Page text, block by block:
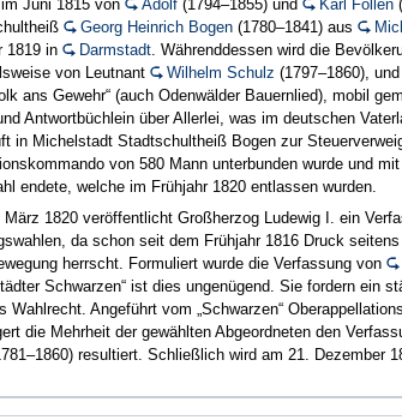
Juni 1815 von
Adolf (1794–1855) und Karl Follen
Georg Heinrich Bogen (1780–1841) aus
1819 in
Darmstadt. Währenddessen wird die
von Leutnant
Wilhelm Schulz (1797–1860),
ans Gewehr“ (auch Odenwälder Bauernlied), mobil
Antwortbüchlein über Allerlei, was im deutschen
in Michelstadt Stadtschultheiß Bogen zur
von 580 Mann unterbunden wurde und
endete, welche im Frühjahr 1820 entlassen wurden.
März 1820 veröffentlicht Großherzog Ludewig I. ein
da schon seit dem Frühjahr 1816 Druck
herrscht. Formuliert wurde die Verfassung von
Schwarzen“ ist dies ungenügend. Sie fordern ein
Wahlrecht. Angeführt vom „Schwarzen“
die Mehrheit der gewählten Abgeordneten den
resultiert. Schließlich wird am 21. Dezember